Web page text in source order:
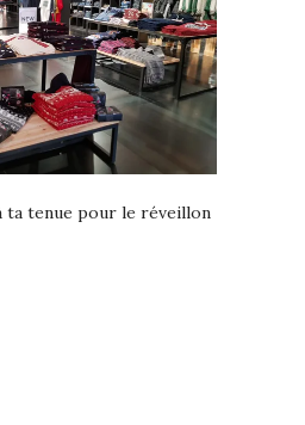
ta tenue pour le réveillon